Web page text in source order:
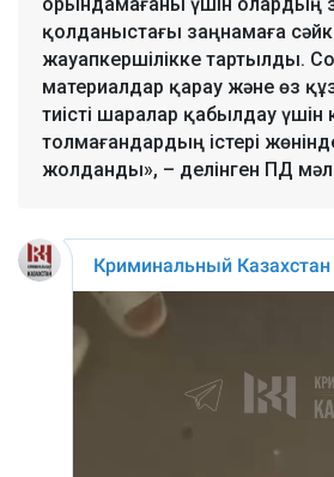
қолданыстағы заңнамаға
жауапкершілікке тартылды.
материалдар қарау және өз
тиісті шаралар қабылдау үшін
толмағандардың істері
жолданды», – делінген ПД